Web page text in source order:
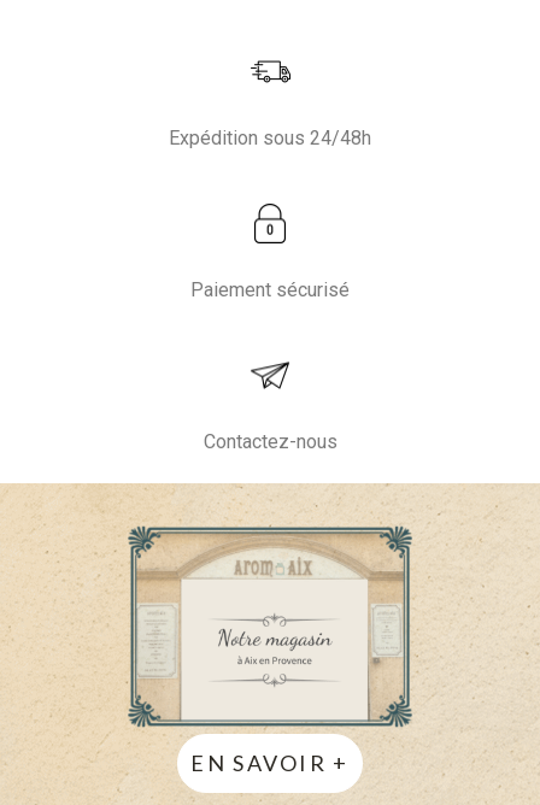
Expédition sous 24/48h
Paiement sécurisé
Contactez-nous
EN SAVOIR +